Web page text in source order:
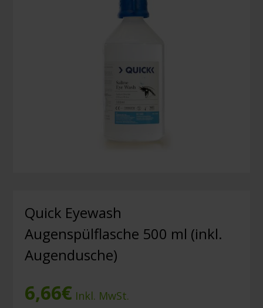
Quick Eyewash
Augenspülflasche 500 ml (inkl.
Augendusche)
6,66€ Inkl. MwSt.